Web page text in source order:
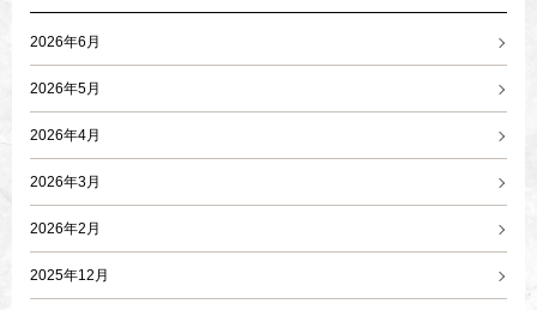
2026年6月
2026年5月
2026年4月
2026年3月
2026年2月
2025年12月